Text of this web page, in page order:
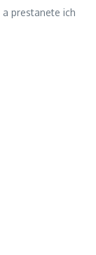
prestanete ich